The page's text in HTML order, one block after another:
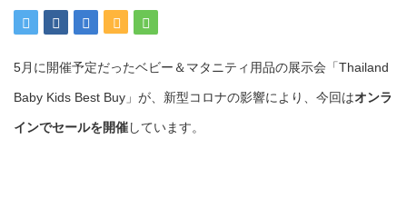
5月に開催予定だったベビー＆マタニティ用品の展示会「Thailand
Baby Kids Best Buy」が、新型コロナの影響により、今回はオンラ
インでセールを開催しています。